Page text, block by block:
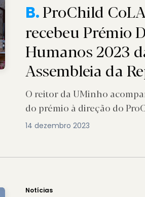
B.ProChild
recebeu Prémio
Humanos 2023
Assembleia da
O reitor da UMinho
do prémio à direção do
14 dezembro 2023
Notícias